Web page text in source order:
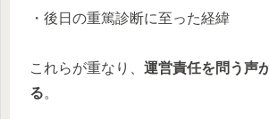
・後日の重篤診断に至った経緯
これらが重なり、 運営責任を問う声
る。